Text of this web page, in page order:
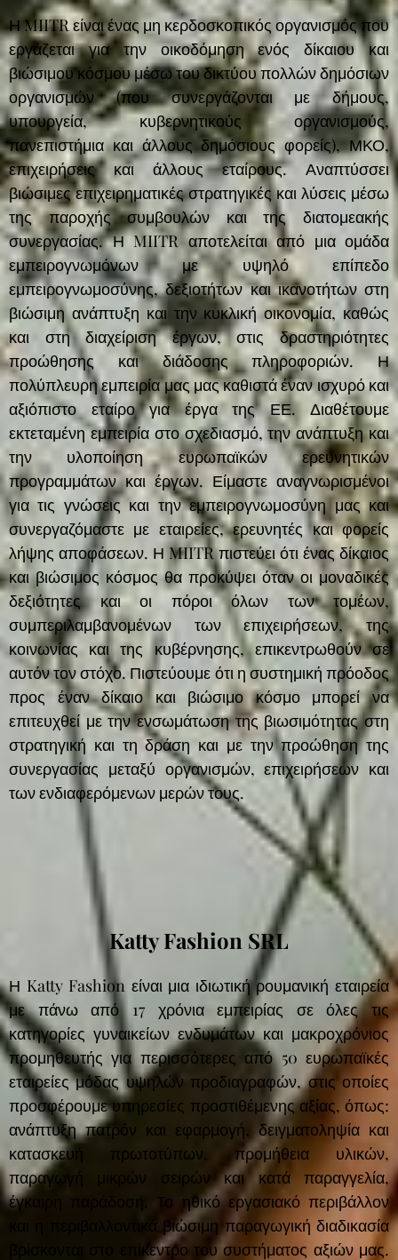
Η MIITR είναι ένας μη κερδοσκοπικός οργανισμός που
εργάζεται για την οικοδόμηση ενός δίκαιου και
βιώσιμου κόσμου μέσω του δικτύου πολλών δημόσιων
οργανισμών (που συνεργάζονται με δήμους,
υπουργεία, κυβερνητικούς οργανισμούς,
πανεπιστήμια και άλλους δημόσιους φορείς), ΜΚΟ,
επιχειρήσεις και άλλους εταίρους. Αναπτύσσει
βιώσιμες επιχειρηματικές στρατηγικές και λύσεις μέσω
της παροχής συμβουλών και της διατομεακής
συνεργασίας. Η MIITR αποτελείται από μια ομάδα
εμπειρογνωμόνων με υψηλό επίπεδο
εμπειρογνωμοσύνης, δεξιοτήτων και ικανοτήτων στη
βιώσιμη ανάπτυξη και την κυκλική οικονομία, καθώς
και στη διαχείριση έργων, στις δραστηριότητες
προώθησης και διάδοσης πληροφοριών. Η
πολύπλευρη εμπειρία μας μας καθιστά έναν ισχυρό και
αξιόπιστο εταίρο για έργα της ΕΕ. Διαθέτουμε
εκτεταμένη εμπειρία στο σχεδιασμό, την ανάπτυξη και
την υλοποίηση ευρωπαϊκών ερευνητικών
προγραμμάτων και έργων. Είμαστε αναγνωρισμένοι
για τις γνώσεις και την εμπειρογνωμοσύνη μας και
συνεργαζόμαστε με εταιρείες, ερευνητές και φορείς
λήψης αποφάσεων. Η MIITR πιστεύει ότι ένας δίκαιος
και βιώσιμος κόσμος θα προκύψει όταν οι μοναδικές
δεξιότητες και οι πόροι όλων των τομέων,
συμπεριλαμβανομένων των επιχειρήσεων, της
κοινωνίας και της κυβέρνησης, επικεντρωθούν σε
αυτόν τον στόχο. Πιστεύουμε ότι η συστημική πρόοδος
προς έναν δίκαιο και βιώσιμο κόσμο μπορεί να
επιτευχθεί με την ενσωμάτωση της βιωσιμότητας στη
στρατηγική και τη δράση και με την προώθηση της
συνεργασίας μεταξύ οργανισμών, επιχειρήσεων και
των ενδιαφερόμενων μερών τους.
Katty Fashion SRL
Η Katty Fashion είναι μια ιδιωτική ρουμανική εταιρεία
με πάνω από 17 χρόνια εμπειρίας σε όλες τις
κατηγορίες γυναικείων ενδυμάτων και μακροχρόνιος
προμηθευτής για περισσότερες από 50 ευρωπαϊκές
εταιρείες μόδας υψηλών προδιαγραφών, στις οποίες
προσφέρουμε υπηρεσίες προστιθέμενης αξίας, όπως:
ανάπτυξη πατρόν και εφαρμογή, δειγματοληψία και
κατασκευή πρωτοτύπων, προμήθεια υλικών,
παραγωγή μικρών σειρών και κατά παραγγελία,
έγκαιρη παράδοση. Το ηθικό εργασιακό περιβάλλον
και η περιβαλλοντικά βιώσιμη παραγωγική διαδικασία
βρίσκονται στο επίκεντρο του συστήματος αξιών μας.